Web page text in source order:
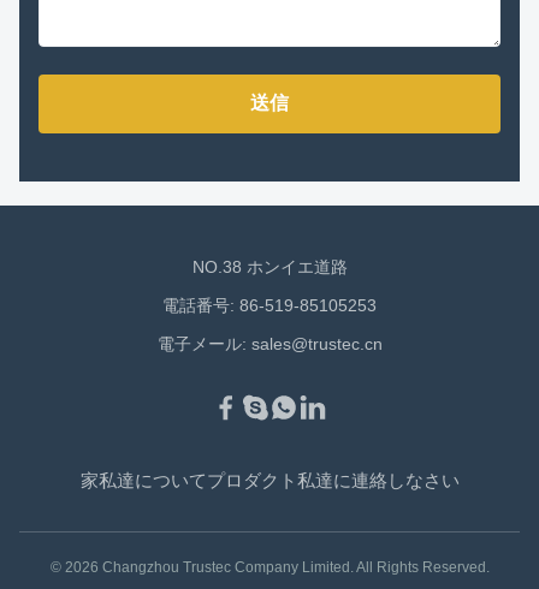
送信
NO.38 ホンイエ道路
電話番号: 86-519-85105253
電子メール: sales@trustec.cn
家私達についてプロダクト 私達に連絡しなさい
© 2026 Changzhou Trustec Company Limited. All Rights Reserved.